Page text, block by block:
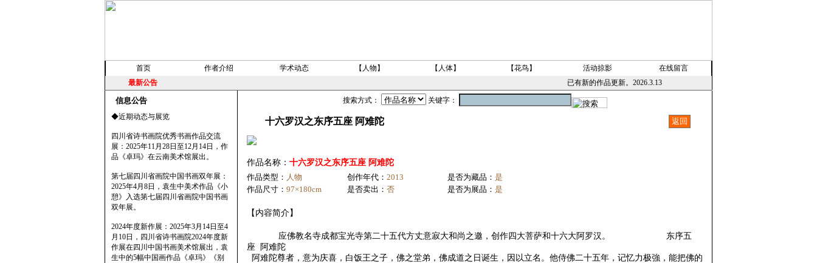
首页 作者介绍 学术动态 【人物】 【人体】 【花鸟】 活动掠影
在线留言
最新公告
已有新的作品更新。2026.3.13
信息公告
◆近期动态与展览
四川省诗书画院优秀书画作品交流
展：2025年11月28日至12月14日，作
品《卓玛》在云南美术馆展出。
第七届四川省画院中国书画双年展：
2025年4月8日，袁生中美术作品《小
憩》入选第七届四川省画院中国书画
双年展。
2024年度新作展：2025年3月14日至4
月10日，四川省诗书画院2024年度新
作展在四川中国书画美术馆展出，袁
生中的5幅中国画作品《卓玛》《别
搜索方式： 关键字：
十六罗汉之东序五座 阿难陀
作品名称： 十六罗汉之东序五座 阿难陀
作品类型： 人物 创作年代： 2013 是否为藏品： 是
作品尺寸： 97×180cm 是否卖出： 否 是否为展品： 是
【内容简介】
应佛教名寺成都宝光寺第二十五代方丈意寂大和尚之邀，创作四大菩萨和十六大阿罗汉。 东序五
座 阿难陀
阿难陀尊者，意为庆喜，白饭王之子，佛之堂弟，佛成道之日诞生，因以立名。他侍佛二十五年，记忆力极強，能把佛的